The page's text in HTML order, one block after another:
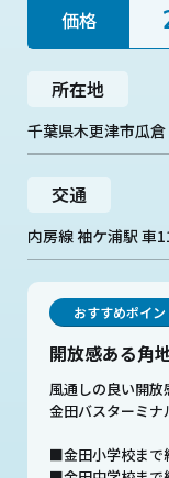
価格
所在地
千葉県木更津市瓜倉
交通
内房線 袖ケ浦駅 車
おすすめポイン
開放感ある角
風通しの良い開放
金田バスターミ
■金田小学校まで